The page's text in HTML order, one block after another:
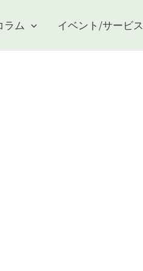
ラム イベント/サービス